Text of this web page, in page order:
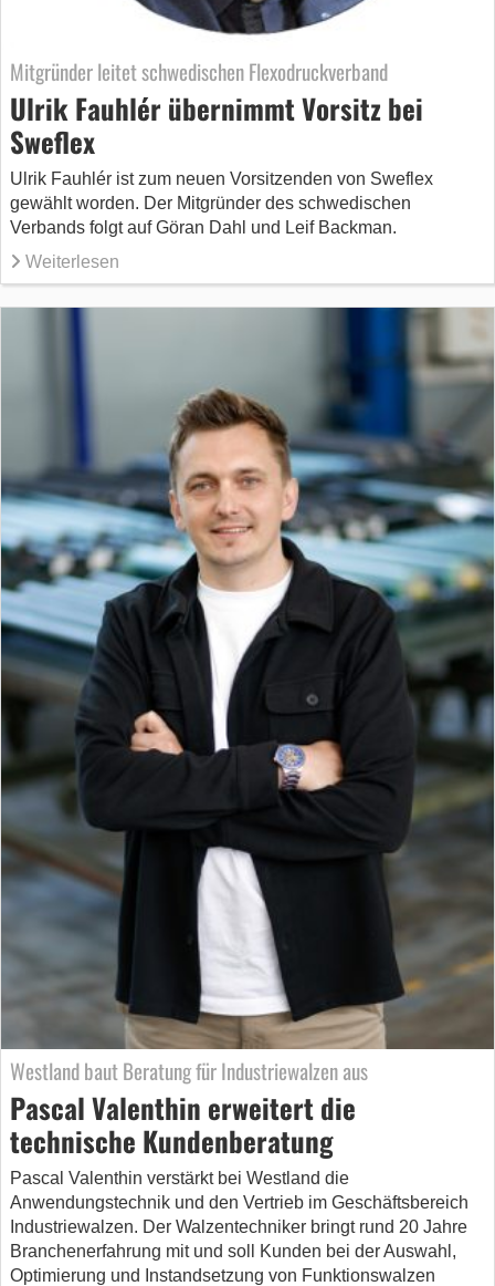
Mitgründer leitet schwedischen Flexodruckverband
Ulrik Fauhlér übernimmt Vorsitz bei
Sweflex
Ulrik Fauhlér ist zum neuen Vorsitzenden von Sweflex
gewählt worden. Der Mitgründer des schwedischen
Verbands folgt auf Göran Dahl und Leif Backman.
Weiterlesen
Westland baut Beratung für Industriewalzen aus
Pascal Valenthin erweitert die
technische Kundenberatung
Pascal Valenthin verstärkt bei Westland die
Anwendungstechnik und den Vertrieb im Geschäftsbereich
Industriewalzen. Der Walzentechniker bringt rund 20 Jahre
Branchenerfahrung mit und soll Kunden bei der Auswahl,
Optimierung und Instandsetzung von Funktionswalzen